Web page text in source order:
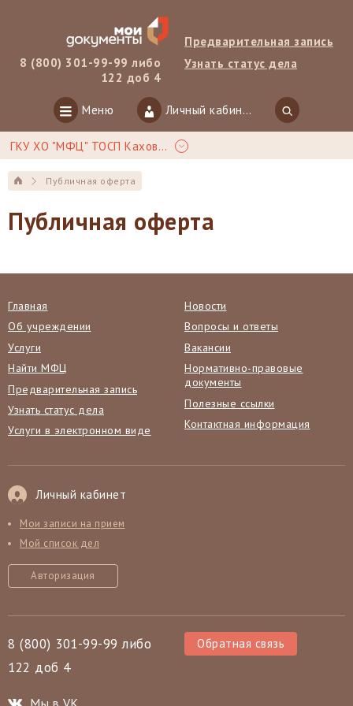
8 (800) 301-99-99 либо
122 доб 4
Предварительная запись
Узнать статус дела
Меню Личный кабинет
ГКУ ХО "МФЦ" ТОСП Каховка
Публичная оферта
Публичная оферта
Главная
Об учреждении
Услуги
Найти МФЦ
Предварительная запись
Узнать статус дела
Услуги в электронном виде
Новости
Вопросы и ответы
Вакансии
Нормативно-правовые
документы
Полезные ссылки
Контактная информация
Личный кабинет
Мои записи на прием
Мой список дел
Авторизация
8 (800) 301-99-99 либо
122 доб 4
Обратная связь